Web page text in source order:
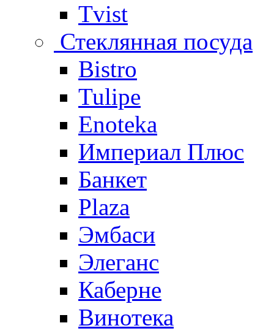
Tvist
Стеклянная посуда
Bistro
Tulipe
Enoteka
Империал Плюс
Банкет
Plaza
Эмбаси
Элеганс
Каберне
Винотека